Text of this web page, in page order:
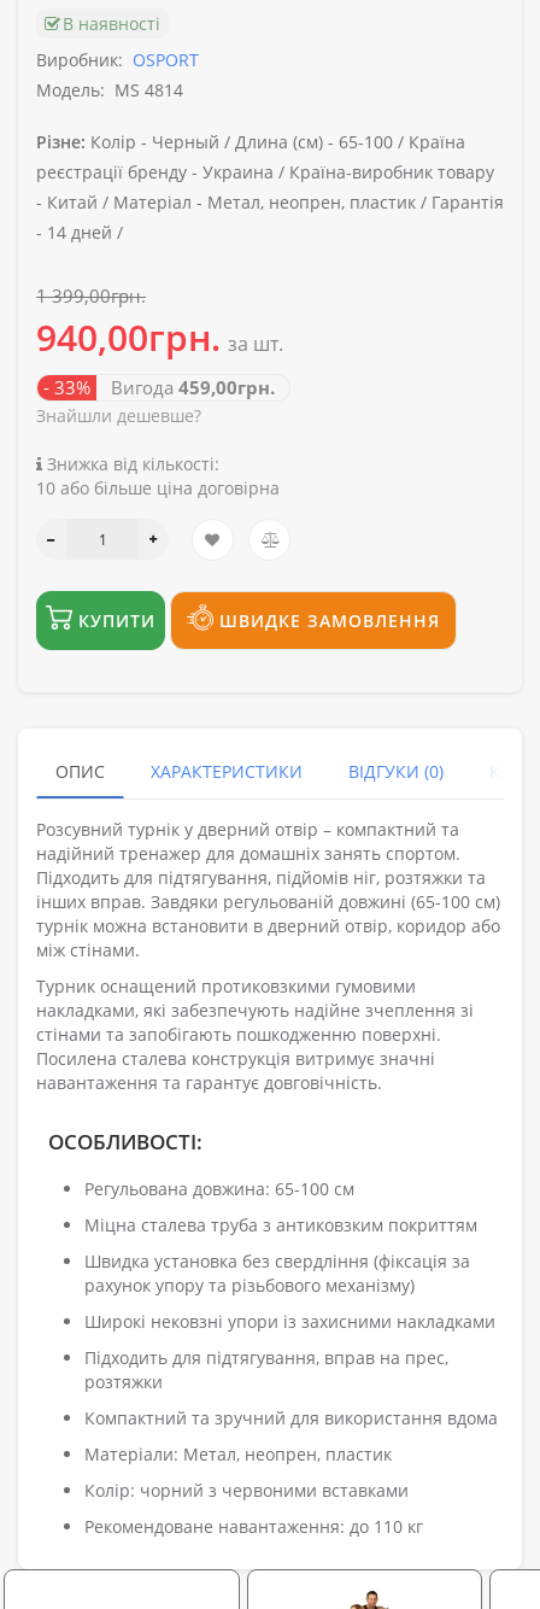
В наявності
Виробник: OSPORT
Модель: MS 4814
Різне: Колір - Черный / Длина (см) - 65-100 / Країна
реєстрації бренду - Украина / Країна-виробник товару
- Китай / Матеріал - Метал, неопрен, пластик / Гарантія
- 14 дней /
1 399,00грн.
940,00грн. за шт.
- 33% Вигода 459,00грн.
Знайшли дешевше?
Знижка від кількості:
10 або більше ціна договірна
КУПИТИ ШВИДКЕ ЗАМОВЛЕННЯ
ОПИС ХАРАКТЕРИСТИКИ ВІДГУКИ (0)
Розсувний турнік у дверний отвір – компактний та
надійний тренажер для домашніх занять спортом.
Підходить для підтягування, підйомів ніг, розтяжки та
інших вправ. Завдяки регульованій довжині (65-100 см)
турнік можна встановити в дверний отвір, коридор або
між стінами.
Турник оснащений протиковзкими гумовими
накладками, які забезпечують надійне зчеплення зі
стінами та запобігають пошкодженню поверхні.
Посилена сталева конструкція витримує значні
навантаження та гарантує довговічність.
ОСОБЛИВОСТІ:
Регульована довжина: 65-100 см
Міцна сталева труба з антиковзким покриттям
Швидка установка без свердління (фіксація за
рахунок упору та різьбового механізму)
Широкі нековзні упори із захисними накладками
Підходить для підтягування, вправ на прес,
розтяжки
Компактний та зручний для використання вдома
Матеріали: Метал, неопрен, пластик
Колір: чорний з червоними вставками
Рекомендоване навантаження: до 110 кг